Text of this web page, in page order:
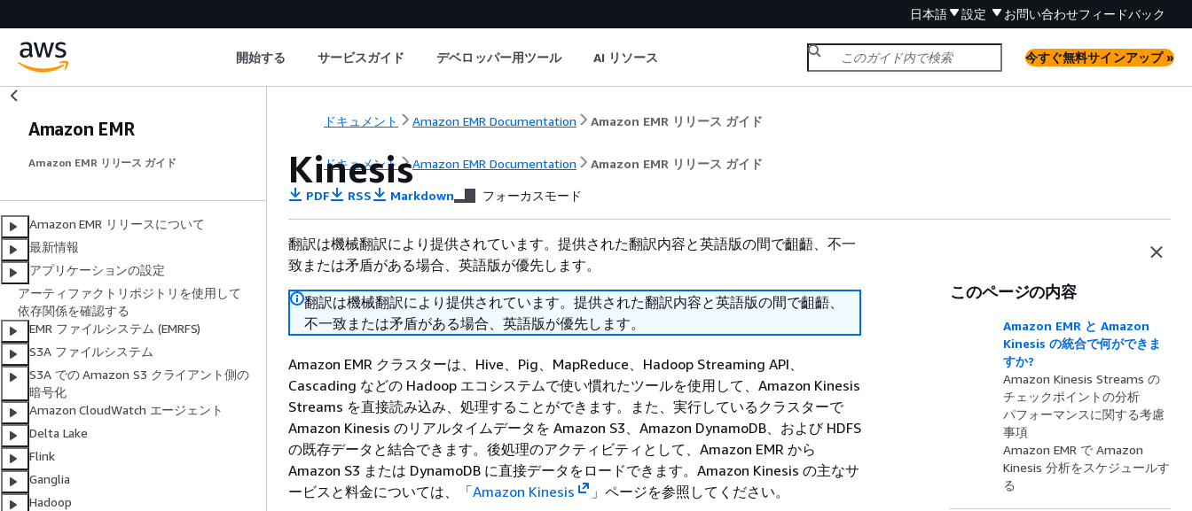
日本語 設定 お問い合わせフィードバック
開始する サービスガイド デベロッパー用ツール AI リソース 今すぐ無料サインアップ »
Amazon EMR
Amazon EMR リリース ガイド
Amazon EMR リリースについて
最新情報
アプリケーションの設定
アーティファクトリポジトリを使用して
依存関係を確認する
EMR ファイルシステム (EMRFS)
S3A ファイルシステム
S3A での Amazon S3 クライアント側の
暗号化
Amazon CloudWatch エージェント
Delta Lake
Flink
Ganglia
Hadoop
ドキュメント Amazon EMR Documentation Amazon EMR リリース ガイド
ドキュメント Amazon EMR Documentation Amazon EMR リリース ガイド
Kinesis
PDF RSS Markdown フォーカスモード
翻訳は機械翻訳により提供されています。提供された翻訳内容と英語版の間で齟齬、不一
致または矛盾がある場合、英語版が優先します。
翻訳は機械翻訳により提供されています。提供された翻訳内容と英語版の間で齟齬、
不一致または矛盾がある場合、英語版が優先します。
Amazon EMR クラスターは、Hive、Pig、MapReduce、Hadoop Streaming API、
Cascading などの Hadoop エコシステムで使い慣れたツールを使用して、Amazon Kinesis
Streams を直接読み込み、処理することができます。また、実行しているクラスターで
Amazon Kinesis のリアルタイムデータを Amazon S3、Amazon DynamoDB、および HDFS
の既存データと結合できます。後処理のアクティビティとして、Amazon EMR から
Amazon S3 または DynamoDB に直接データをロードできます。Amazon Kinesis の主なサ
ービスと料金については、「Amazon Kinesis 」ページを参照してください。
このページの内容
Amazon EMR と Amazon
Kinesis の統合で何ができま
すか?
Amazon Kinesis Streams の
チェックポイントの分析
パフォーマンスに関する考慮
事項
Amazon EMR で Amazon
Kinesis 分析をスケジュールす
る